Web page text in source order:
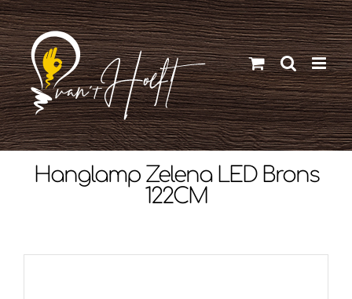
Ga
naar
inhoud
Hanglamp Zelena LED Brons
122CM